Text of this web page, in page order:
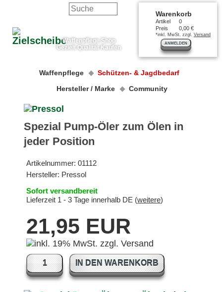
Waffenpflege Shop
Gezielt Qualität Kaufen
Warenkorb
Artikel
0
Preis
0,00 €
*inkl. MwSt. zzgl. Versand
ANMELDEN
Waffenpflege
Schützen- & Jagdbedarf
Hersteller / Marke
Community
Spezial Pump-Öler zum Ölen in
jeder Position
Artikelnummer: 01112
Hersteller: Pressol
Sofort versandbereit
Lieferzeit 1 - 3 Tage innerhalb DE (weitere)
21,95 EUR
IN DEN WARENKORB